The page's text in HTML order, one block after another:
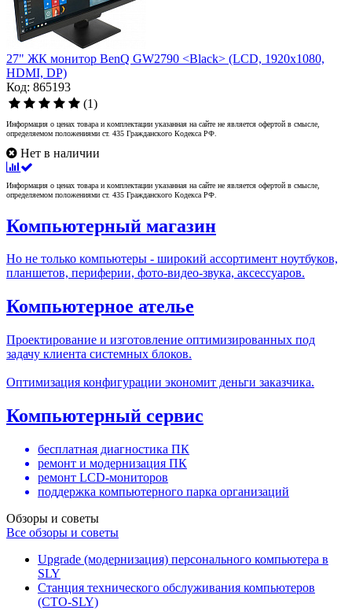
27" ЖК монитор BenQ GW2790 <Black> (LCD, 1920x1080,
HDMI, DP)
Код: 865193
(1)
Информация о ценах товара и комплектации указанная на сайте не является офертой в смысле,
определяемом положениями ст. 435 Гражданского Кодекса РФ.
Нет в наличии
Информация о ценах товара и комплектации указанная на сайте не является офертой в смысле,
определяемом положениями ст. 435 Гражданского Кодекса РФ.
Компьютерный магазин
Но не только компьютеры - широкий ассортимент ноутбуков,
планшетов, периферии, фото-видео-звука, аксессуаров.
Компьютерное ателье
Проектирование и изготовление оптимизированных под
задачу клиента системных блоков.
Оптимизация конфигурации экономит деньги заказчика.
Компьютерный сервис
бесплатная диагностика ПК
ремонт и модернизация ПК
ремонт LCD-мониторов
поддержка компьютерного парка организаций
Обзоры и советы
Все обзоры и советы
Upgrade (модернизация) персонального компьютера в
SLY
Станция технического обслуживания компьютеров
(СТО-SLY)